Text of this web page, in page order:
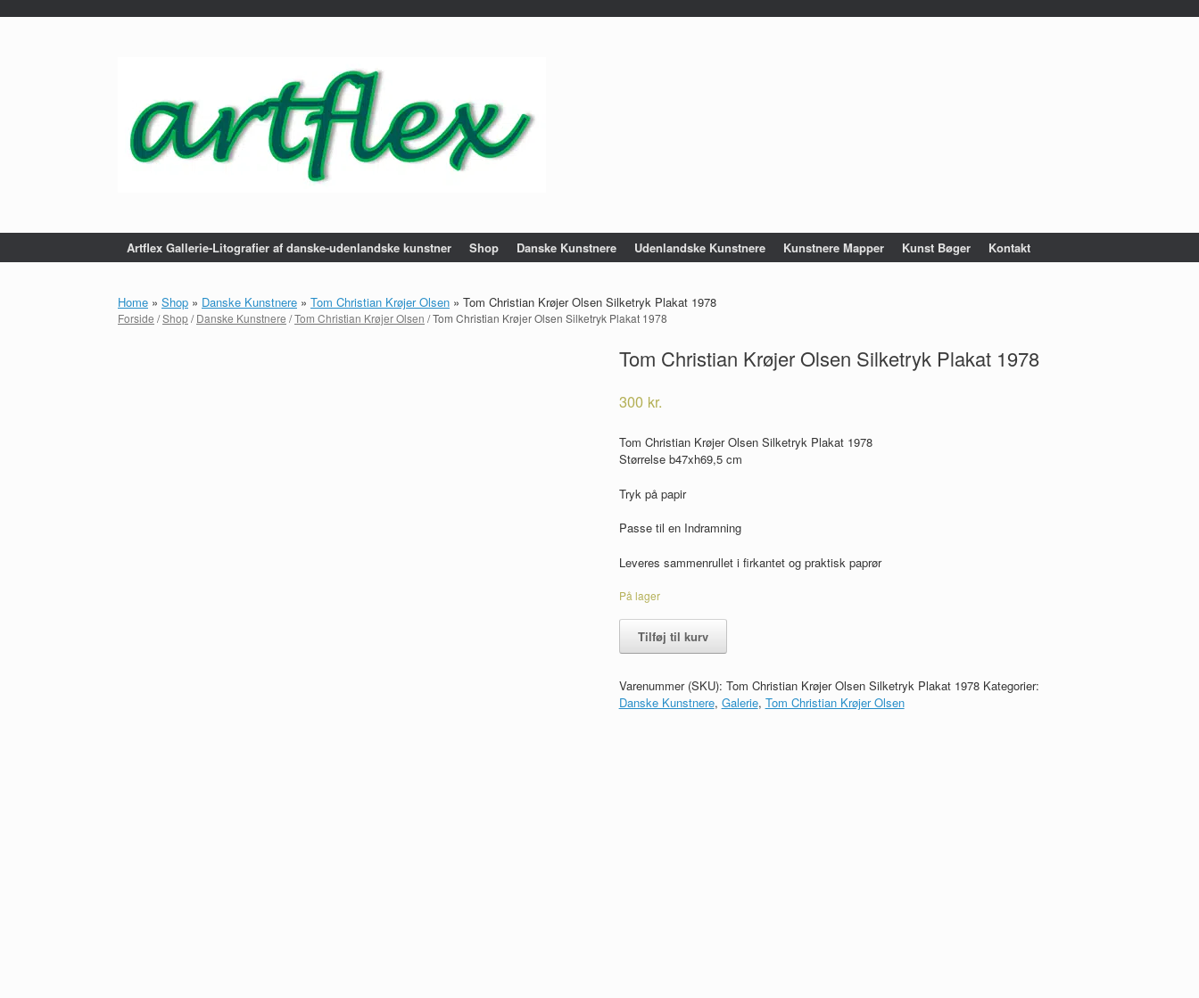
Artflex Gallerie-Litografier af danske-udenlandske kunstner Shop Danske Kunstnere Udenlandske Kunstnere Kunstnere Mapper Kunst Bøger Kontakt
Home » Shop » Danske Kunstnere » Tom Christian Krøjer Olsen » Tom Christian Krøjer Olsen Silketryk Plakat 1978
Forside /Shop/Danske Kunstnere /Tom Christian Krøjer Olsen / Tom Christian Krøjer Olsen Silketryk Plakat 1978
Tom Christian Krøjer Olsen Silketryk Plakat 1978
300 kr.
Tom Christian Krøjer Olsen Silketryk Plakat 1978
Størrelse b47xh69,5 cm
Tryk på papir
Passe til en Indramning
Leveres sammenrullet i firkantet og praktisk paprør
På lager
Christian
Olsen
Silketryk
Plakat
Tilføj til kurv
Varenummer (SKU): Tom Christian Krøjer Olsen Silketryk Plakat 1978 Kategorier:
Danske Kunstnere, Galerie, Tom Christian Krøjer Olsen